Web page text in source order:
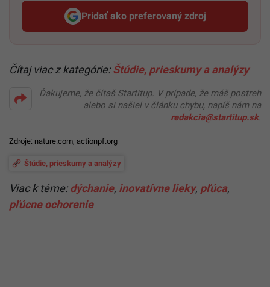
Pridať ako preferovaný zdroj
Startitup, odkaz sa otvorí v
Čítaj viac z kategórie:Štúdie, prieskumy a analýzy
Ďakujeme, že čítaš Startitup. V prípade, že máš postreh
alebo si našiel v článku chybu, napíš nám na
redakcia@startitup.sk.
Zdroje: nature.com, actionpf.org
Štúdie, prieskumy a analýzy
Viac k téme:dýchanie, inovatívne lieky, pľúca,
pľúcne ochorenie